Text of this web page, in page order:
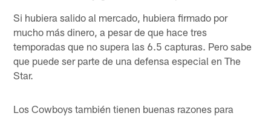
Si hubiera salido al mercado, hubiera firmado por
mucho más dinero, a pesar de que hace tres
temporadas que no supera las 6.5 capturas. Pero sabe
que puede ser parte de una defensa especial en The
Star.
Los Cowboys también tienen buenas razones para